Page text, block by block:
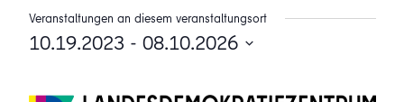
Veranstaltungen an diesem veranstaltungsort
10.19.2023 - 08.10.2026
wählen.